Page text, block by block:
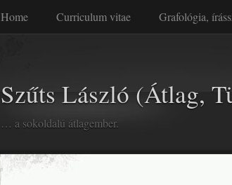
Home Curriculum vitae Grafológia,
… a sokoldalú átlagember.
Szűts László (Átlag,